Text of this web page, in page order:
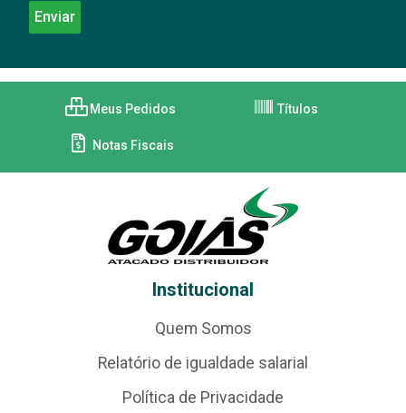
Meus Pedidos Títulos
Notas Fiscais
Institucional
Quem Somos
Relatório de igualdade salarial
Política de Privacidade